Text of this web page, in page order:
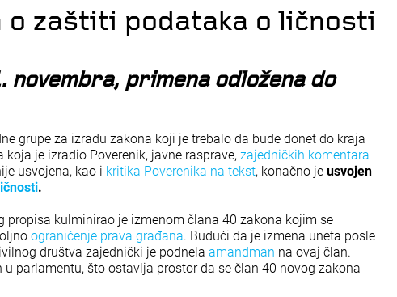
o zaštiti podataka o ličnosti
novembra, primena odložena do
grupe za izradu zakona koji je trebalo da bude donet do kraja
je izradio Poverenik, javne rasprave, zajedničkih komentara
usvojena, kao i kritika Poverenika na tekst, konačno je usvojen
.
propisa kulminirao je izmenom člana 40 zakona kojim se
ograničenje prava građana. Budući da je izmena uneta posle
društva zajednički je podnela amandman na ovaj član.
parlamentu, što ostavlja prostor da se član 40 novog zakona